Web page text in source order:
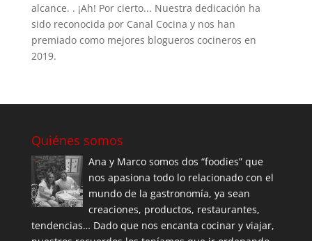
alcance. . ¡Ah! Por cierto... Nuestra dedicación ha
sido reconocida por Canal Cocina y nos han
premiado como mejores blogueros cocineros en
2019.
Quiénes somos
Ana y Marco somos dos “foodies” que
nos apasiona todo lo relacionado con el
mundo de la gastronomía, ya sean
creaciones, productos, restaurantes,
tendencias… Dado que nos encanta cocinar y viajar,